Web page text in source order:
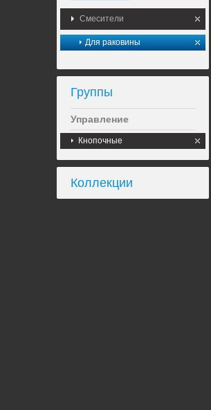
Смесители
Для раковины
Группы
Управление
Кнопочные
Коллекции